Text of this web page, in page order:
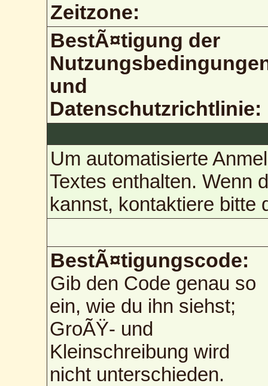
Zeitzone:
BestÃ¤tigung der
und
Datenschutzrichtlinie:
Um automatisierte
Textes enthalten. Wenn
kannst, kontaktiere bitte
BestÃ¤tigungscode:
Gib den Code genau so
ein, wie du ihn siehst;
GroÃŸ- und
Kleinschreibung wird
nicht unterschieden.